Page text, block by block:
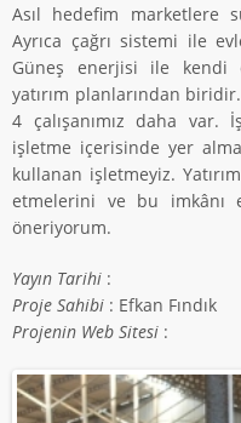
Asıl hedefim marketlere
Ayrıca çağrı sistemi ile
Güneş enerjisi ile kendi
yatırım planlarından
4 çalışanımız daha var.
işletme içerisinde yer
kullanan işletmeyiz.
etmelerini ve bu imkânı
öneriyorum.
Yayın Tarihi :
Proje Sahibi : Efkan Fındık
Projenin Web Sitesi :